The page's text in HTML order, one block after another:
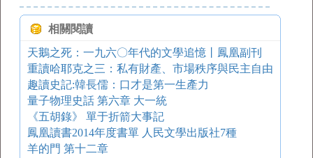
相關閱讀
天鵝之死：一九六〇年代的文學追憶丨鳳凰副刊
重讀哈耶克之三：私有財產、市場秩序與民主自由
趣讀史記:韓長儒：口才是第一生產力
量子物理史話 第六章 大一統
《五胡錄》 單于折箭大事記
鳳凰讀書2014年度書單 人民文學出版社7種
羊的門 第十二章